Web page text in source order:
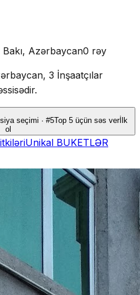
Azərbaycan0 rəy
3 İnşaatçılar
seçimi · #5Top 5 üçün səs verİlk
ol
Unikal BUKETLƏR